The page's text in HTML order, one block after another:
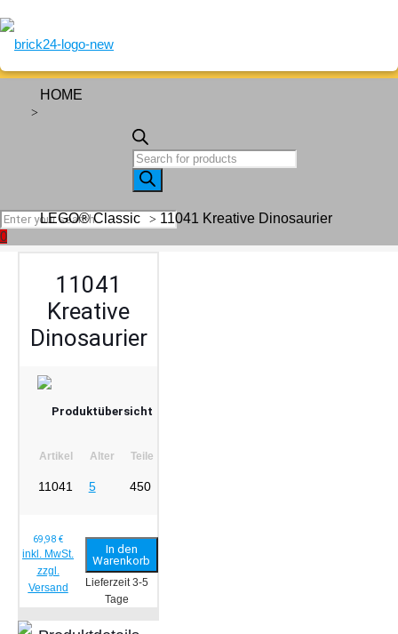
Artikels
search
0
HOME
LEGO® Classic 11041 Kreative Dinosaurier
11041
Kreative
Dinosaurier
Produktübersicht
Alter
5
Artikel
11041
Teile
450
69,98€
inkl. MwSt.
zzgl.
Versand
In den
Warenkorb
Lieferzeit 3-5
Tage